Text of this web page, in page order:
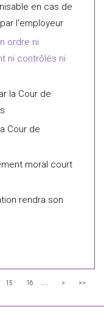
en cas de
l’employeur
ordre ni
ni contrôlés ni
la Cour de
Cour de
moral court
rendra son
15 16 ... > >>